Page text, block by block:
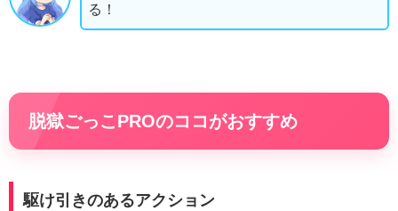
る！
脱獄ごっこPROのココがおすすめ
駆け引きのあるアクション